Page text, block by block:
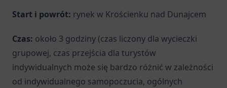
Start i powrót: rynek w Krościenku nad Dunajcem
Czas: około 3 godziny (czas liczony dla wycieczki
grupowej, czas przejścia dla turystów
indywidualnych może się bardzo różnić w zależności
od indywidualnego samopoczucia, ogólnych